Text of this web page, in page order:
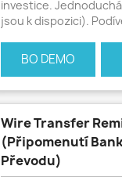
investice.
jsou k dispozici).
BO DEMO
Wire Transfer
(Připomenutí
Převodu)